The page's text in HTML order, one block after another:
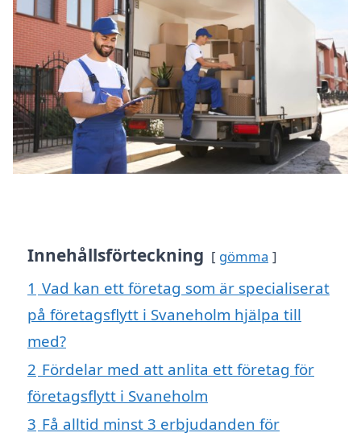
Innehållsförteckning gömma
1 Vad kan ett företag som är specialiserat
på företagsflytt i Svaneholm hjälpa till
med?
2 Fördelar med att anlita ett företag för
företagsflytt i Svaneholm
3 Få alltid minst 3 erbjudanden för